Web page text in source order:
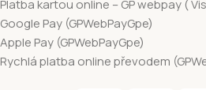
Platba kartou online – GP webpay (
Google Pay (GPWebPayGpe)
Apple Pay (GPWebPayGpe)
Rychlá platba online převodem